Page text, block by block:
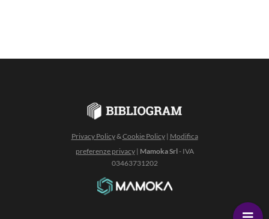
Privacy Policy&Cookie Policy| Modifica
preferenze privacy| Mamoka Srl- IVA
03463731202